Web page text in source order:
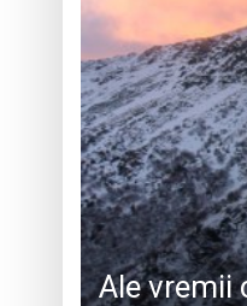
Ale vremii